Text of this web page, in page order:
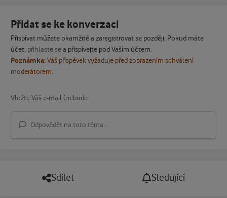
Přidat se ke konverzaci
Přispívat můžete okamžitě a zaregistrovat se později. Pokud máte
účet, přihlaste sea přispívejte pod Vaším účtem.
Poznámka:Váš příspěvek vyžaduje před zobrazením schválení
moderátorem.
Odpovědět na toto téma...
Sdílet Sledující